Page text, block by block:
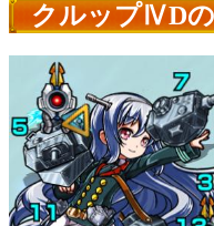
クルップⅣD